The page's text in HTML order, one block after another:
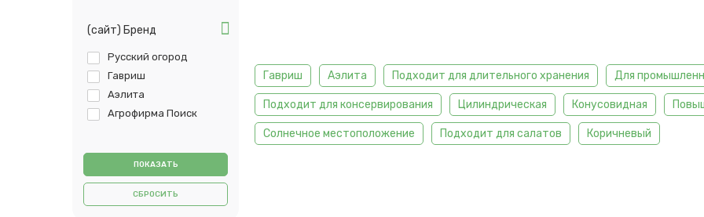
(сайт) Бренд
Русский огород
Гавриш
Аэлита
Агрофирма Поиск
СБРОСИТЬ
Гавриш Аэлита Подходит для длительного хранения Для
Подходит для консервирования Цилиндрическая Конусовидная
Солнечное местоположение Подходит для салатов Коричневый